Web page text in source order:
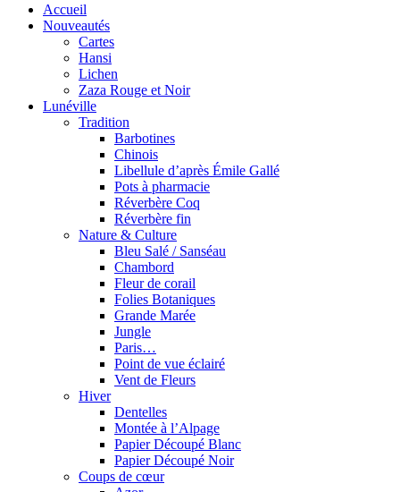
Accueil
Nouveautés
Cartes
Hansi
Lichen
Zaza Rouge et Noir
Lunéville
Tradition
Barbotines
Chinois
Libellule d’après Émile Gallé
Pots à pharmacie
Réverbère Coq
Réverbère fin
Nature & Culture
Bleu Salé / Sanséau
Chambord
Fleur de corail
Folies Botaniques
Grande Marée
Jungle
Paris…
Point de vue éclairé
Vent de Fleurs
Hiver
Dentelles
Montée à l’Alpage
Papier Découpé Blanc
Papier Découpé Noir
Coups de cœur